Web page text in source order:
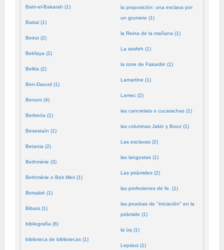
Batn-el-Bakarah (1)
Battal (1)
Beirut (2)
Bekfaya (2)
Belkis (2)
Ben-Daoud (1)
Benoni (4)
Berbería (1)
Besestaín (1)
Betania (2)
Bethmérie (3)
Bethmérie o Beit Meri (1)
Betsabé (1)
Bibars (1)
bibliografía (6)
biblioteca de bibliotecas (1)
la proposición: una esclava por
un grumete (1)
la Reina de la mañana (1)
La sirafeh (1)
la torre de Fakardin (1)
Lamartine (1)
Lamec (2)
las cancrelats o cucarachas (1)
las columnas Jakin y Booz (1)
Las esclavas (2)
las langostas (1)
Las pirámides (2)
las profesiones de fe. (1)
las pruebas de "iniciación" en la
pirámide (1)
laʿūq (1)
Lepsius (1)